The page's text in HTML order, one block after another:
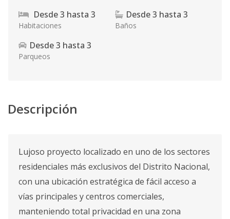
Desde3 hasta 3
Habitaciones
Desde3 hasta 3
Baños
Desde3 hasta 3
Parqueos
Descripción
Lujoso proyecto localizado en uno de los sectores
residenciales más exclusivos del Distrito Nacional,
con una ubicación estratégica de fácil acceso a
vías principales y centros comerciales,
manteniendo total privacidad en una zona